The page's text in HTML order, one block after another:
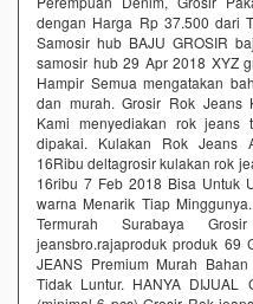
dengan Harga Rp 37.500 dari
Samosir hub BAJU GROSIR
samosir hub 29 Apr 2018 XYZ
Hampir Semua mengatakan
dan murah. Grosir Rok Jeans
Kami menyediakan rok jeans
dipakai. Kulakan Rok Jeans
16Ribu deltagrosir kulakan rok
16ribu 7 Feb 2018 Bisa Untuk
warna Menarik Tiap
Termurah Surabaya
jeansbro.rajaproduk produk 69
JEANS Premium Murah
Tidak Luntur. HANYA DIJUAL